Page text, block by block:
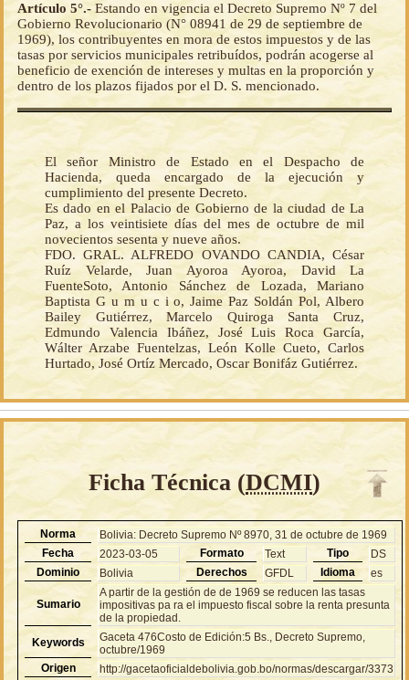
Artículo 5°.-Estando en vigencia el Decreto Supremo Nº 7 del
Gobierno Revolucionario (N° 08941 de 29 de septiembre de
1969), los contribuyentes en mora de estos impuestos y de las
tasas por servicios municipales retribuídos, podrán acogerse al
beneficio de exención de intereses y multas en la proporción y
dentro de los plazos fijados por el D. S. mencionado.
El señor Ministro de Estado en el Despacho de
Hacienda, queda encargado de la ejecución y
cumplimiento del presente Decreto.
Es dado en el Palacio de Gobierno de la ciudad de La
Paz, a los veintisiete días del mes de octubre de mil
novecientos sesenta y nueve años.
FDO. GRAL. ALFREDO OVANDO CANDIA, César
Ruíz Velarde, Juan Ayoroa Ayoroa, David La
FuenteSoto, Antonio Sánchez de Lozada, Mariano
Baptista G u m u c i o, Jaime Paz Soldán Pol, Albero
Bailey Gutiérrez, Marcelo Quiroga Santa Cruz,
Edmundo Valencia Ibáñez, José Luis Roca García,
Wálter Arzabe Fuentelzas, León Kolle Cueto, Carlos
Hurtado, José Ortíz Mercado, Oscar Bonifáz Gutiérrez.
Ficha Técnica (DCMI)
Norma
Bolivia: Decreto Supremo Nº 8970, 31 de octubre de 1969
Fecha
2023-03-05 Formato Text Tipo
DS
Dominio
Bolivia Derechos GFDL Idioma es
Sumario
A partir de la gestión de de 1969 se reducen las tasas
impositivas pa ra el impuesto fiscal sobre la renta presunta
de la propiedad.
Keywords
Gaceta 476Costo de Edición:5 Bs., Decreto Supremo,
octubre/1969
Origen
http://gacetaoficialdebolivia.gob.bo/normas/descargar/3373